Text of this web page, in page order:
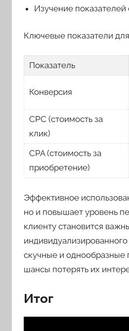
Изучение
Ключевые показатели
Показатель
Конверсия
CPC (стоимость за
клик)
CPA (стоимость за
приобретение)
Эффективное
но и повышает уровень
клиенту становится
скучные и однообразные
шансы потерять их
Итог